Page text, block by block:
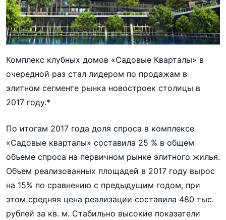
Комплекс клубных домов «Садовые Кварталы» в
очередной раз стал лидером по продажам в
элитном сегменте рынка новостроек столицы в
2017 году.*
По итогам 2017 года доля спроса в комплексе
«Садовые кварталы» составила 25 % в общем
объеме спроса на первичном рынке элитного жилья.
Объем реализованных площадей в 2017 году вырос
на 15% по сравнению с предыдущим годом, при
этом средняя цена реализации составила 480 тыс.
рублей за кв. м. Стабильно высокие показатели